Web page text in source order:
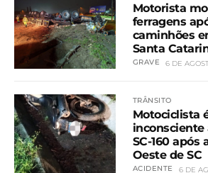
Motorista
ferragens
caminhões
Santa
GRAVE 6 DE
TRÂNSITO
Motociclista
inconsciente
SC-160 após
Oeste de SC
ACIDENTE 6 DE